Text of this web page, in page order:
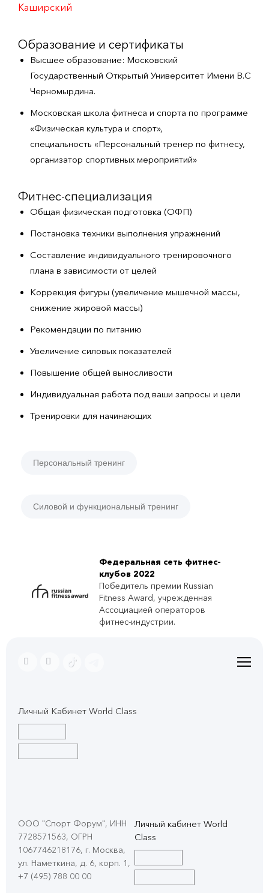
Каширский
Образование и сертификаты
Высшее образование: Московский
Государственный Открытый Университет Имени В.С
Черномырдина.
Московская школа фитнеса и спорта по программе
«Физическая культура и спорт»,
специальность «Персональный тренер по фитнесу,
организатор спортивных мероприятий»
Фитнес-специализация
Общая физическая подготовка (ОФП)
Постановка техники выполнения упражнений
Составление индивидуального тренировочного
плана в зависимости от целей
Коррекция фигуры (увеличение мышечной массы,
снижение жировой массы)
Рекомендации по питанию
Увеличение силовых показателей
Повышение общей выносливости
Индивидуальная работа под ваши запросы и цели
Тренировки для начинающих
Персональный тренинг
Силовой и функциональный тренинг
Федеральная сеть фитнес-
клубов 2022
Победитель премии Russian
Fitness Award, учрежденная
Ассоциацией операторов
фитнес-индустрии.
Личный Кабинет World Class
ООО "Спорт Форум", ИНН
7728571563, ОГРН
1067746218176, г. Москва,
ул. Наметкина, д. 6, корп. 1 ,
+7 (495) 788 00 00
Личный кабинет World
Class